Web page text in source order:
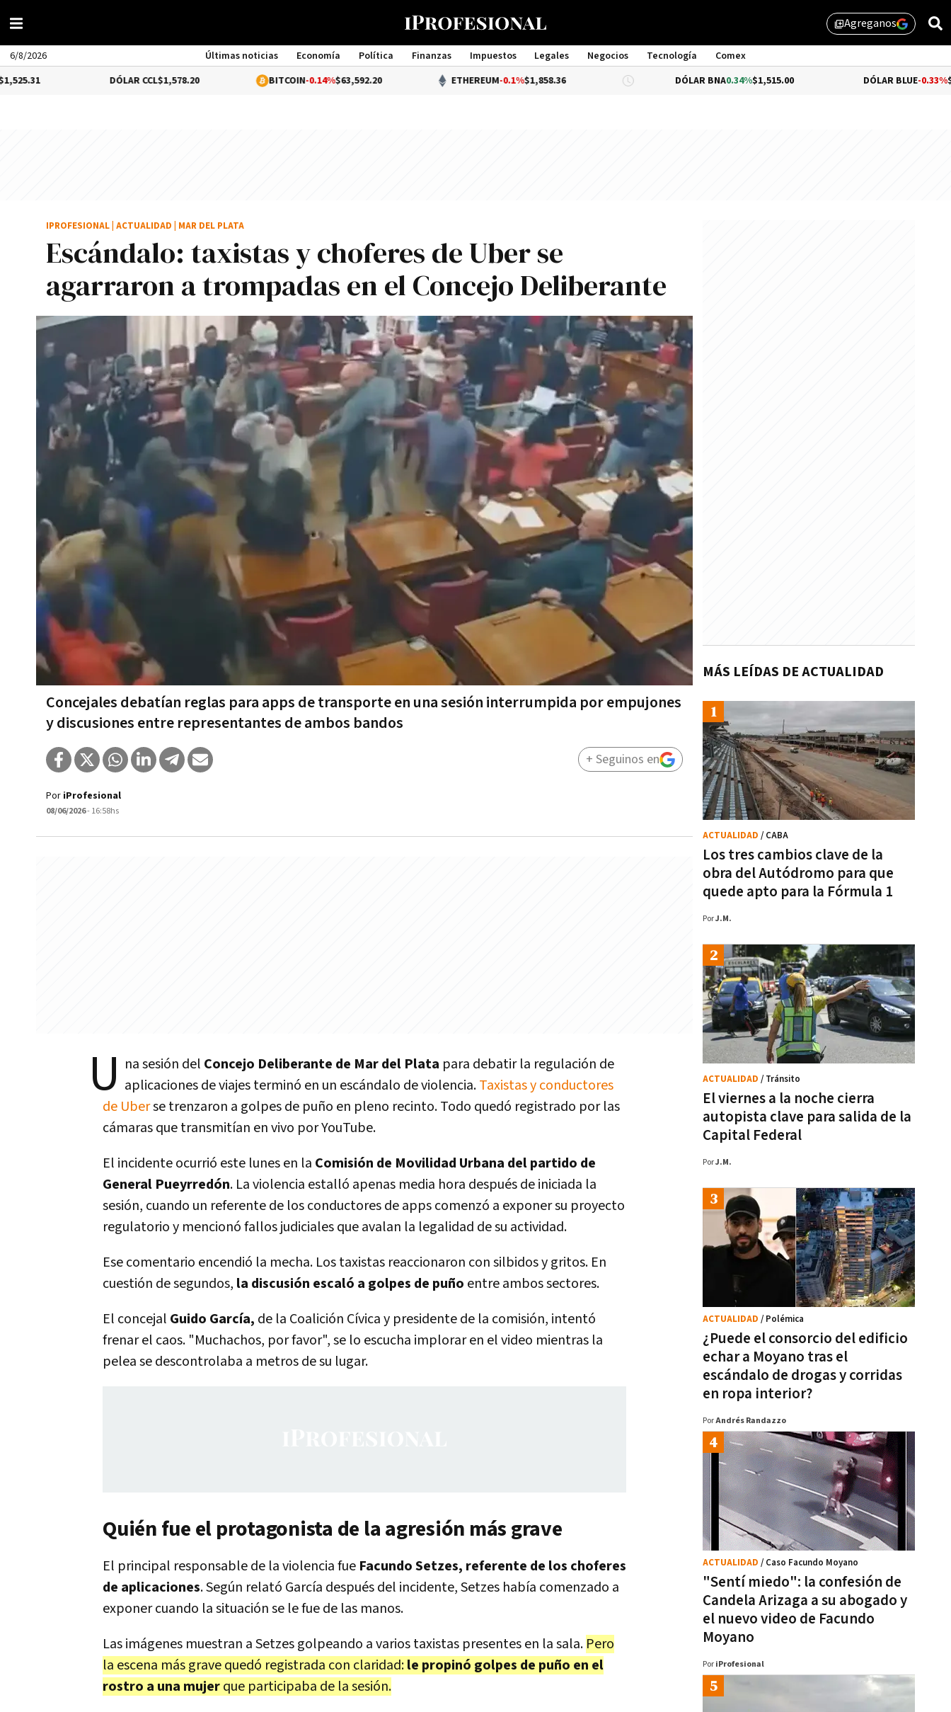
library_addAgreganos
6/8/2026 Últimas noticias Economía Política Finanzas Impuestos Legales Negocios Tecnología
Comex
Management
$1,578.20 -0.14%$63,592.20 ETHEREUM -0.1%$1,858.36 DÓLAR BNA 0.34%$1,515.00 DÓLAR BLUE-0.33% $1,555.00
Escándalo: taxistas y choferes de Uber se
agarraron a trompadas en el Concejo Deliberante
Concejales debatían reglas para apps de transporte en una sesión interrumpida por empujones
y discusiones entre representantes de ambos bandos
IPROFESIONAL ACTUALIDAD MAR DEL PLATA
Por iProfesional
08/06/2026- 16:58hs
+ Seguinos en
U na sesión del Concejo Deliberante de Mar del Plata para debatir la regulación de
aplicaciones de viajes terminó en un escándalo de violencia.Taxistas y conductores
de Uberse trenzaron a golpes de puño en pleno recinto. Todo quedó registrado por las
cámaras que transmitían en vivo por YouTube.
El incidente ocurrió este lunes en la Comisión de Movilidad Urbana del partido de
General Pueyrredón. La violencia estalló apenas media hora después de iniciada la
sesión, cuando un referente de los conductores de apps comenzó a exponer su proyecto
regulatorio y mencionó fallos judiciales que avalan la legalidad de su actividad.
Ese comentario encendió la mecha. Los taxistas reaccionaron con silbidos y gritos. En
cuestión de segundos, la discusión escaló a golpes de puño entre ambos sectores.
El concejal Guido García, de la Coalición Cívica y presidente de la comisión, intentó
frenar el caos. "Muchachos, por favor", se lo escucha implorar en el video mientras la
pelea se descontrolaba a metros de su lugar.
Quién fue el protagonista de la agresión más grave
El principal responsable de la violencia fue Facundo Setzes, referente de los choferes
de aplicaciones. Según relató García después del incidente, Setzes había comenzado a
exponer cuando la situación se le fue de las manos.
Las imágenes muestran a Setzes golpeando a varios taxistas presentes en la sala. Pero
la escena más grave quedó registrada con claridad:le propinó golpes de puño en el
rostro a una mujerque participaba de la sesión.
MÁS LEÍDAS DE ACTUALIDAD
Los tres cambios clave de la
obra del Autódromo para que
quede apto para la Fórmula 1
ACTUALIDAD / CABA
PorJ.M.
El viernes a la noche cierra
autopista clave para salida de la
Capital Federal
ACTUALIDAD / Tránsito
PorJ.M.
¿Puede el consorcio del edificio
echar a Moyano tras el
escándalo de drogas y corridas
en ropa interior?
ACTUALIDAD / Polémica
PorAndrés Randazzo
"Sentí miedo": la confesión de
Candela Arizaga a su abogado y
el nuevo video de Facundo
Moyano
ACTUALIDAD / Caso Facundo Moyano
Por iProfesional